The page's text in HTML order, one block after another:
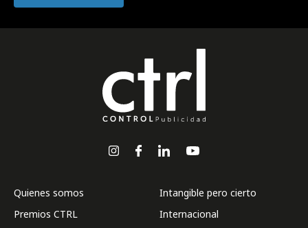
Quienes somos
Premios CTRL
Intangible pero cierto
Internacional